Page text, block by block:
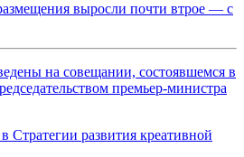
выросли почти втрое — с
на совещании, состоявшемся в
премьер-министра